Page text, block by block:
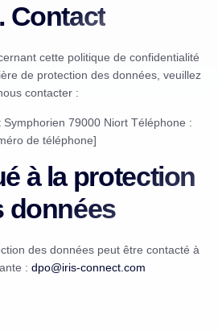
Contact
cette politique de confidentialité
de protection des données, veuillez
contacter :
Symphorien 79000 Niort Téléphone :
de téléphone]
à la protection
données
des données peut être contacté à
: dpo@iris-connect.com